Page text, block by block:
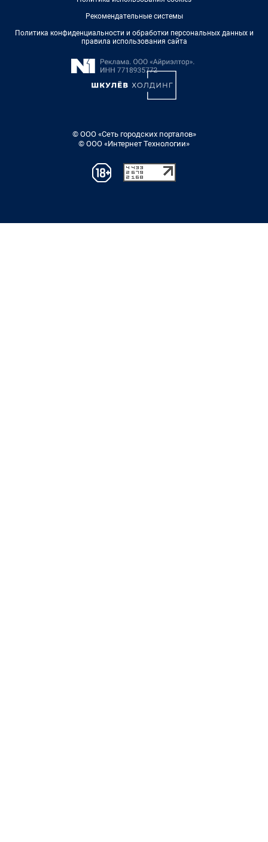
Рекомендательные системы
Политика конфиденциальности и обработки персональных данных и
правила использования сайта
© ООО «Сеть городских порталов»
© ООО «Интернет Технологии»